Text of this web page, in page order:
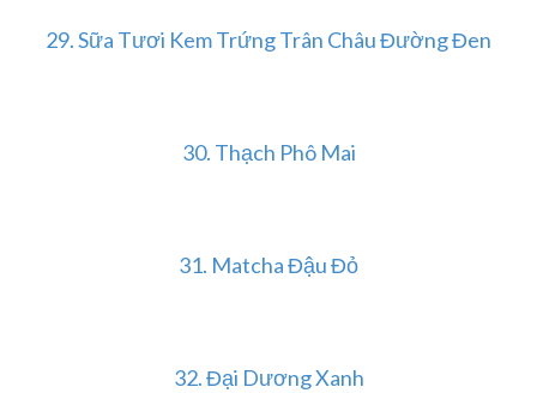
29. Sữa Tươi Kem Trứng Trân Châu Đường Đen
30. Thạch Phô Mai
31. Matcha Đậu Đỏ
32. Đại Dương Xanh